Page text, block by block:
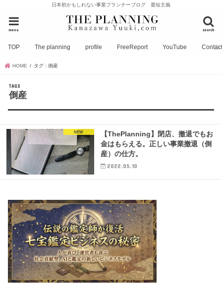
日本初かもしれない事業プランナーブログ 最短主義
search
menu
TOP The planning profile FreeReport YouTube
HOME タグ : 倒産
倒産
NEW
【ThePlanning】閉店、撤退でもお
金はもらえる。正しい事業撤退（倒
産）の仕方。
2022.05.10